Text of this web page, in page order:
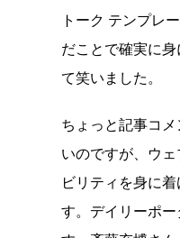
トーク テンプレ
だことで確実に
て笑いました。
ちょっと記事コ
いのですが、ウ
ビリティを身に
す。デイリーポ